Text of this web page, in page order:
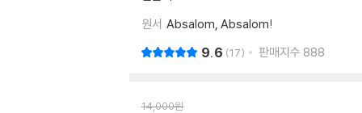
원서 Absalom, Absalom!
9.6 17 판매지수 888
14,000원